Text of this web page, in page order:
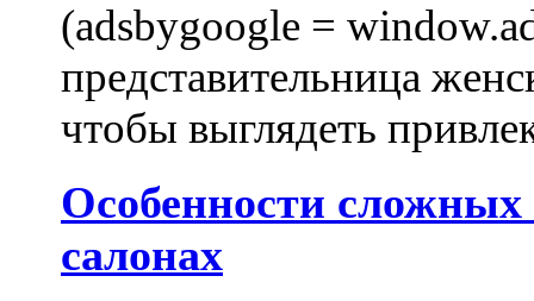
(adsbygoogle =
представительница
чтобы выглядеть
Особенности
салонах